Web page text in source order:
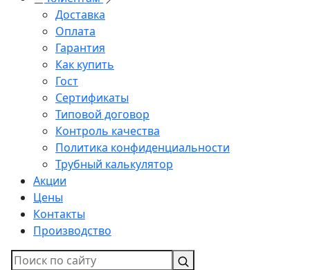
Доставка
Оплата
Гарантия
Как купить
Гост
Сертификаты
Типовой договор
Контроль качества
Политика конфиденциальности
Трубный калькулятор
Акции
Цены
Контакты
Производство